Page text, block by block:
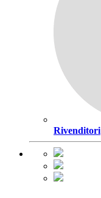
Rivenditori